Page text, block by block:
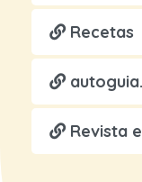
Recetas
Revista